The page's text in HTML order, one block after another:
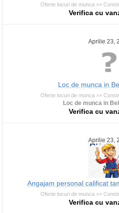
Oferte locuri de munca >>
Verifica cu
Aprilie 23,
Loc de munca in
Oferte locuri de munca >>
Loc de munca in
Verifica cu
Aprilie 23,
Angajam personal calificat
Oferte locuri de munca >>
Verifica cu